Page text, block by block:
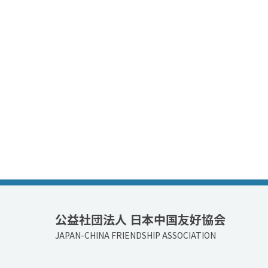
公益社団法人 日本中国友好協会
JAPAN-CHINA FRIENDSHIP ASSOCIATION